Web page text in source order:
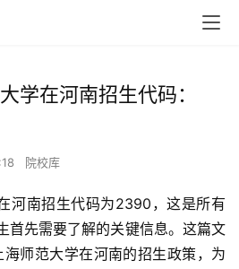
学在河南招生代码：
院校库
首先需要了解的关键信息。这篇文
师范大学在河南的招生政策，为